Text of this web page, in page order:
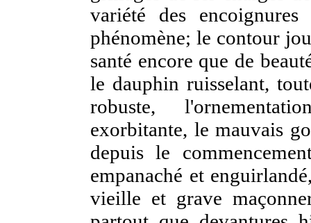
variété des
phénomène; le contour
santé encore que de
le dauphin ruisselant,
robuste,
exorbitante, le mauvais
depuis le
empanaché et
vieille et grave